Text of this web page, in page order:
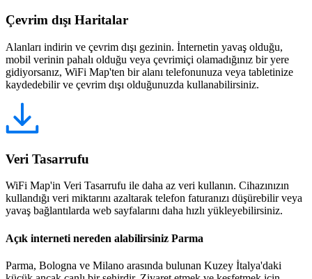
Çevrim dışı Haritalar
Alanları indirin ve çevrim dışı gezinin. İnternetin yavaş olduğu,
mobil verinin pahalı olduğu veya çevrimiçi olamadığınız bir yere
gidiyorsanız, WiFi Map'ten bir alanı telefonunuza veya tabletinize
kaydedebilir ve çevrim dışı olduğunuzda kullanabilirsiniz.
Veri Tasarrufu
WiFi Map'in Veri Tasarrufu ile daha az veri kullanın. Cihazınızın
kullandığı veri miktarını azaltarak telefon faturanızı düşürebilir veya
yavaş bağlantılarda web sayfalarını daha hızlı yükleyebilirsiniz.
Açık interneti nereden alabilirsiniz Parma
Parma, Bologna ve Milano arasında bulunan Kuzey İtalya'daki